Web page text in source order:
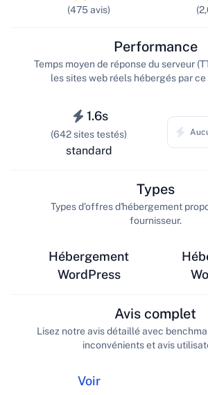
(475 avis)
1.6s
(642 sites testés)
standard
Performance
Temps moyen de réponse du serveur
les sites web réels hébergés par
Hébergement
WordPress
Types
Types d'offres d'hébergement
fournisseur.
Voir
Avis complet
Lisez notre avis détaillé avec
inconvénients et avis